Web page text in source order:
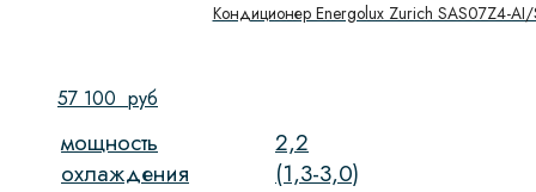
Кондиционер Energolux Zurich SAS07Z4-
57 100 руб
мощность
охлаждения
2,2
(1,3-3,0)